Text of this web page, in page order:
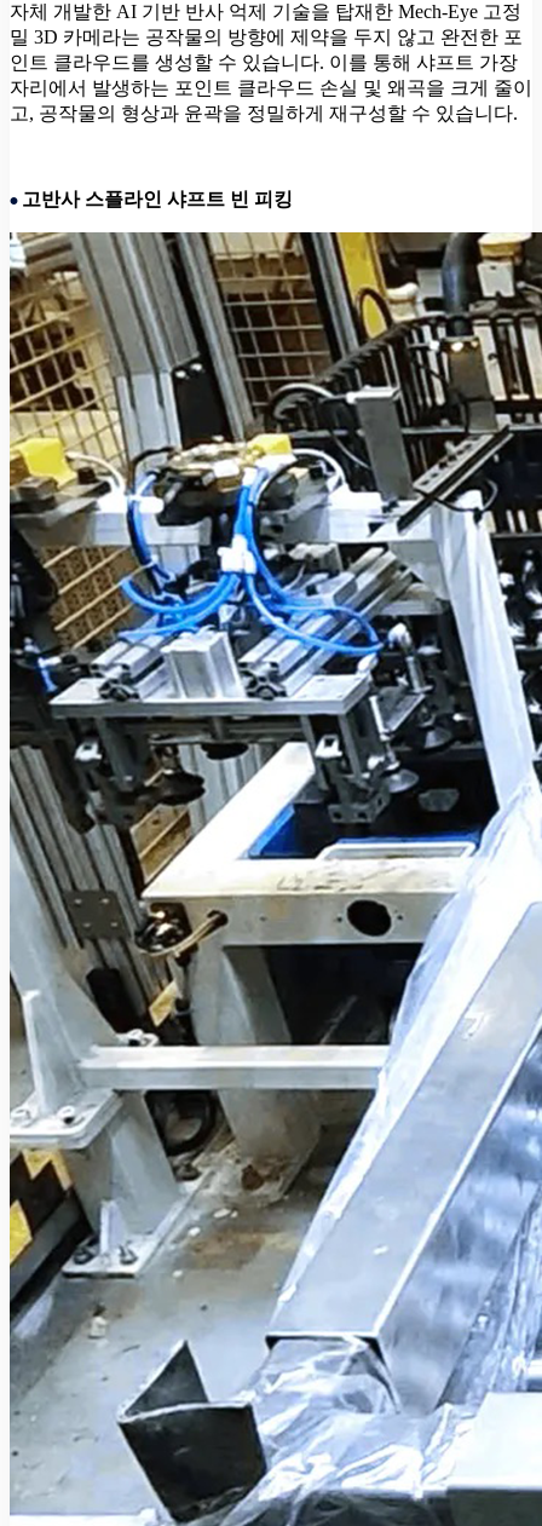
자체 개발한 AI 기반 반사 억제 기술을 탑재한 Mech-Eye 고정
밀 3D 카메라는 공작물의 방향에 제약을 두지 않고 완전한 포
인트 클라우드를 생성할 수 있습니다. 이를 통해 샤프트 가장
자리에서 발생하는 포인트 클라우드 손실 및 왜곡을 크게 줄이
고, 공작물의 형상과 윤곽을 정밀하게 재구성할 수 있습니다.
• 고반사 스플라인 샤프트 빈 피킹